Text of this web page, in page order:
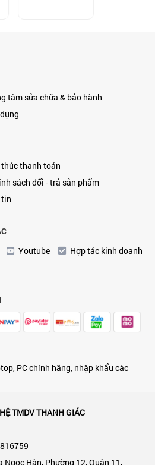
tâm sửa chữa & bảo hành
thanh toán
sách đổi - trả sản phẩm
Youtube
Hợp tác kinh doanh
TMDV THANH GIÁC
Ngọc Hân, Phường 12, Quận 11,